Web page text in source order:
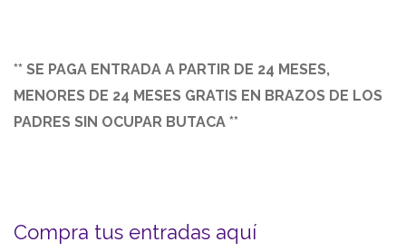
** SE PAGA ENTRADA A PARTIR DE 24 MESES,
MENORES DE 24 MESES GRATIS EN BRAZOS DE LOS
PADRES SIN OCUPAR BUTACA **
Compra tus entradas aquí